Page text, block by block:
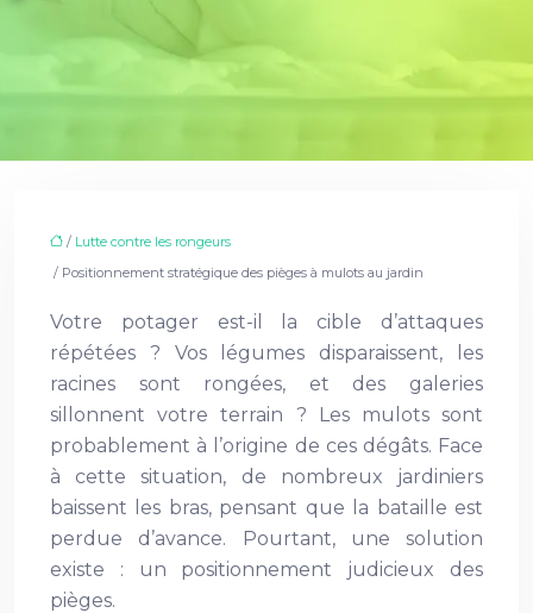
/ Lutte contre les rongeurs
/ Positionnement stratégique des pièges à mulots au jardin
Votre potager est-il la cible d’attaques
répétées ? Vos légumes disparaissent, les
racines sont rongées, et des galeries
sillonnent votre terrain ? Les mulots sont
probablement à l’origine de ces dégâts. Face
à cette situation, de nombreux jardiniers
baissent les bras, pensant que la bataille est
perdue d’avance. Pourtant, une solution
existe : un positionnement judicieux des
pièges.